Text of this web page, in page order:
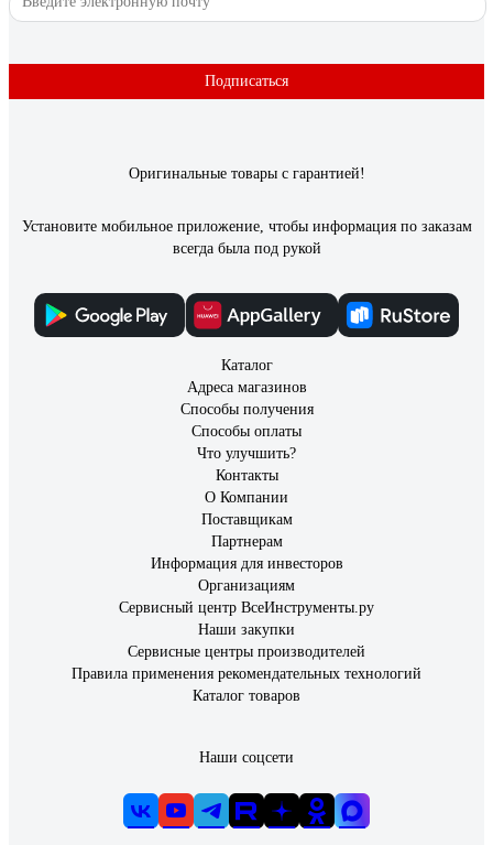
Подписаться
Оригинальные товары с гарантией!
Установите мобильное приложение, чтобы информация по заказам
всегда была под рукой
Каталог
Адреса магазинов
Способы получения
Способы оплаты
Что улучшить?
Контакты
О Компании
Поставщикам
Партнерам
Информация для инвесторов
Организациям
Сервисный центр ВсеИнструменты.ру
Наши закупки
Сервисные центры производителей
Правила применения рекомендательных технологий
Каталог товаров
Наши соцсети